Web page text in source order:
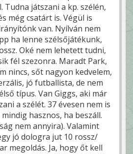
Tudna játszani a kp. szélén,
még csatárt is. Végül is
van. Nyílván nem
ha lenne szélsőjátékunk,
Oké nem lehetett tudni,
fél szezonra. Maradt Park,
nincs, sőt nagyon kedvelem,
jó futballista, de nem
típus. Van Giggs, aki már
a szélét. 37 évesen nem is
hasznos, ha beszáll.
nem annyira). Valamint
jó dologra jut 10 rossz/
megoldás. Ja, hogy őt kell